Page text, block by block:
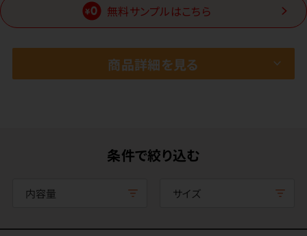
無料サンプルはこちら
商品詳細を見る
条件で絞り込む
内容量 サイズ